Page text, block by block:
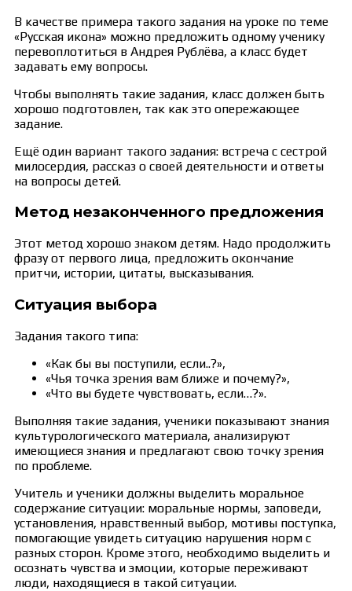
В качестве примера такого задания на уроке по теме
«Русская икона» можно предложить одному ученику
перевоплотиться в Андрея Рублёва, а класс будет
задавать ему вопросы.
Чтобы выполнять такие задания, класс должен быть
хорошо подготовлен, так как это опережающее
задание.
Ещё один вариант такого задания: встреча с сестрой
милосердия, рассказ о своей деятельности и ответы
на вопросы детей.
Метод незаконченного предложения
Этот метод хорошо знаком детям. Надо продолжить
фразу от первого лица, предложить окончание
притчи, истории, цитаты, высказывания.
Ситуация выбора
Задания такого типа:
«Как бы вы поступили, если..?»,
«Чья точка зрения вам ближе и почему?»,
«Что вы будете чувствовать, если…?».
Выполняя такие задания, ученики показывают знания
культурологического материала, анализируют
имеющиеся знания и предлагают свою точку зрения
по проблеме.
Учитель и ученики должны выделить моральное
содержание ситуации: моральные нормы, заповеди,
установления, нравственный выбор, мотивы поступка,
помогающие увидеть ситуацию нарушения норм с
разных сторон. Кроме этого, необходимо выделить и
осознать чувства и эмоции, которые переживают
люди, находящиеся в такой ситуации.